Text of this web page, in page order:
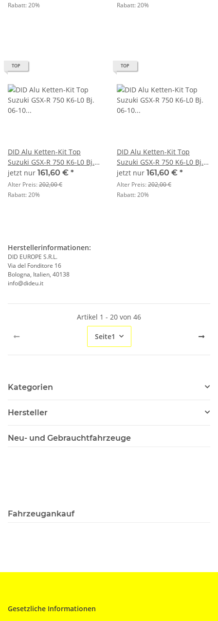
Rabatt:20%
Rabatt:20%
TOP
DID Alu Ketten-Kit Top
Suzuki GSX-R 750 K6-L0 Bj.
06-10 U520
jetzt nur 161,60 € *
Alter Preis:202,00 €
Rabatt:20%
TOP
DID Alu Ketten-Kit Top
Suzuki GSX-R 750 K6-L0 Bj.
06-10 U520
jetzt nur 161,60 € *
Alter Preis:202,00 €
Rabatt:20%
Herstellerinformationen:
DID EUROPE S.R.L.
Via del Fonditore 16
Bologna, Italien, 40138
info@dideu.it
Artikel 1 - 20 von 46
Seite1
Kategorien
Hersteller
Neu- und Gebrauchtfahrzeuge
Fahrzeugankauf
Gesetzliche Informationen